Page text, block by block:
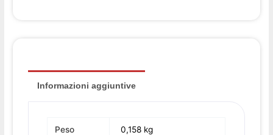
Informazioni aggiuntive
Peso 0,158 kg